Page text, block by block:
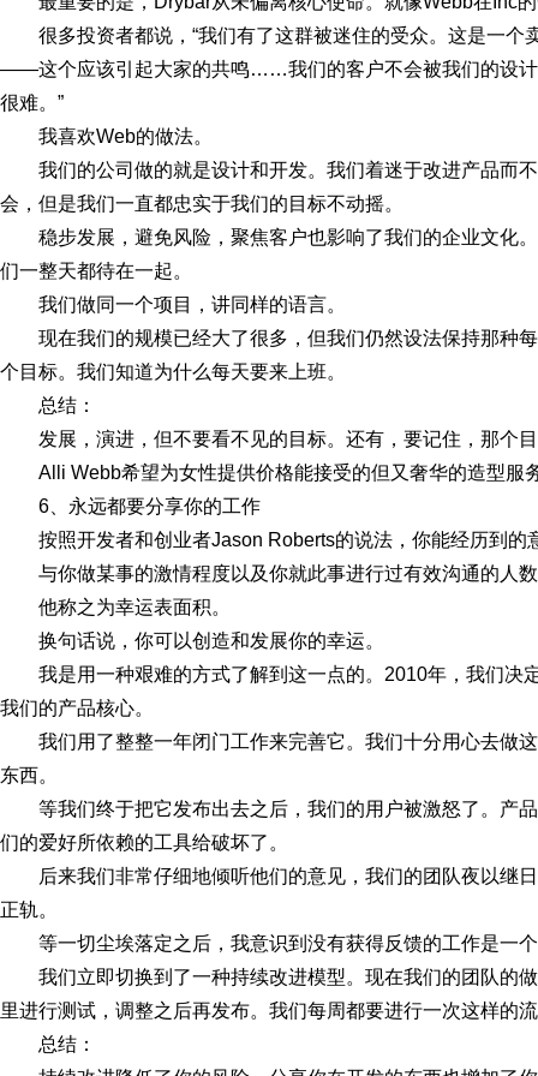
很多投资者都说，“我们有了这群被迷住的受众。这是一
——这个应该引起大家的共鸣……我们的客户不会被我们的设计
很难。”
我喜欢Web的做法。
我们的公司做的就是设计和开发。我们着迷于改进产品而
会，但是我们一直都忠实于我们的目标不动摇。
稳步发展，避免风险，聚焦客户也影响了我们的企业文化
们一整天都待在一起。
我们做同一个项目，讲同样的语言。
现在我们的规模已经大了很多，但我们仍然设法保持那种
个目标。我们知道为什么每天要来上班。
总结：
发展，演进，但不要看不见的目标。还有，要记住，那个
Alli Webb希望为女性提供价格能接受的但又奢华的造型服
6、永远都要分享你的工作
按照开发者和创业者Jason Roberts的说法，你能经历到
与你做某事的激情程度以及你就此事进行过有效沟通的人
他称之为幸运表面积。
换句话说，你可以创造和发展你的幸运。
我是用一种艰难的方式了解到这一点的。2010年，我们决
我们的产品核心。
我们用了整整一年闭门工作来完善它。我们十分用心去做
东西。
等我们终于把它发布出去之后，我们的用户被激怒了。产
们的爱好所依赖的工具给破坏了。
后来我们非常仔细地倾听他们的意见，我们的团队夜以继
正轨。
等一切尘埃落定之后，我意识到没有获得反馈的工作是一
我们立即切换到了一种持续改进模型。现在我们的团队的
里进行测试，调整之后再发布。我们每周都要进行一次这样的
总结：